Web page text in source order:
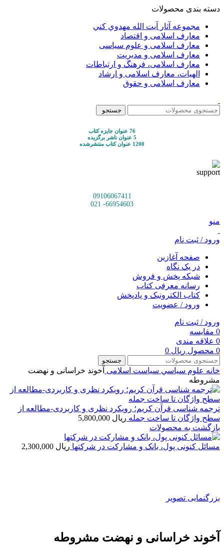
دسته بندی محصولات
مجموعه آثار آيت الله مهدوي كني
معارف اسلامی و اقتصاد
معارف اسلامی و علوم سیاسی
معارف اسلامی و مدیریت
معارف اسلامی، فرهنگ و ارتباطات
الهیات، معارف اسلامی و ارشاد
معارف اسلامی و حقوق
جستجو
76 عنوان جایزه کتاب
5 عنوان ناشر برگزیده
1200 عنوان کتاب منتشرشده
09106067411
66954603- 021
منو
ورود / ثبت نام
صفحه آغازین
در یک نگاه
شبکه پخش و فروش
رسانه معرفی کتاب
کتاب الکترونیک و پادپخش
ورود / عضویت
ورود / ثبت نام
0 مقایسه
0 علاقه مندی
0 محصول ریال
جستجو
خانه علوم سياسي سیاست اسلامی آخوند خراسانی و نهضت
مشروطه
ترجمه شناسی قرآن کریم؛ رویکرد نظری و کاربردی-مطالعه از
سطح واژگان تا ساخت جمله ریال
بازگشت به محصولات
مسائل کنونی پول، بانک و مشارکت در شرکتها ریال
بزرگنمایی تصویر
آخوند خراسانی و نهضت مشروطه